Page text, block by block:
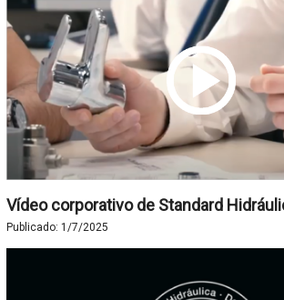
Vídeo corporativo de Standard
Publicado: 1/7/2025